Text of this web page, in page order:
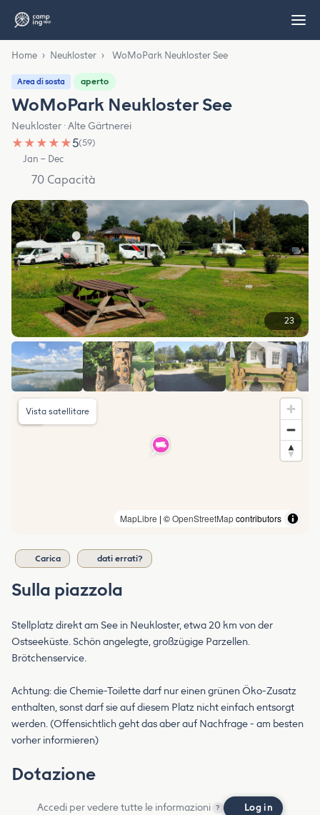
Home › Neukloster › WoMoPark Neukloster See
Area di sosta aperto
WoMoPark Neukloster See
Neukloster · Alte Gärtnerei
★ ★ ★ ★ ★5(59)
Jan – Dec
70 Capacità
23
MapLibre | ©OpenStreetMapcontributors
Vista satellitare
Carica dati errati?
Sulla piazzola
Stellplatz direkt am See in Neukloster, etwa 20 km von der
Ostseeküste. Schön angelegte, großzügige Parzellen.
Brötchenservice.
Achtung: die Chemie-Toilette darf nur einen grünen Öko-Zusatz
enthalten, sonst darf sie auf diesem Platz nicht einfach entsorgt
werden. (Offensichtlich geht das aber auf Nachfrage - am besten
vorher informieren)
Dotazione
Accedi per vedere tutte le informazioni ? Log in